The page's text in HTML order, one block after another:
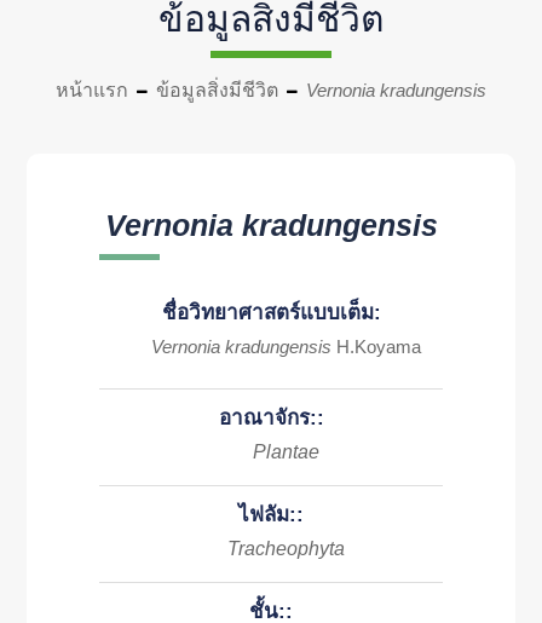
ข้อมูลสิ่งมีชีวิต
หน้าแรก ข้อมูลสิ่งมีชีวิต Vernonia kradungensis
Vernonia kradungensis
ชื่อวิทยาศาสตร์แบบเต็ม:
Vernonia kradungensis H.Koyama
อาณาจักร::
Plantae
ไฟลัม::
Tracheophyta
ชั้น::